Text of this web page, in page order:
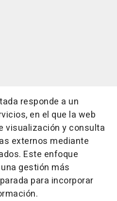
responde a un
en el que la web
visualización y consulta
externos mediante
Este enfoque
gestión más
para incorporar